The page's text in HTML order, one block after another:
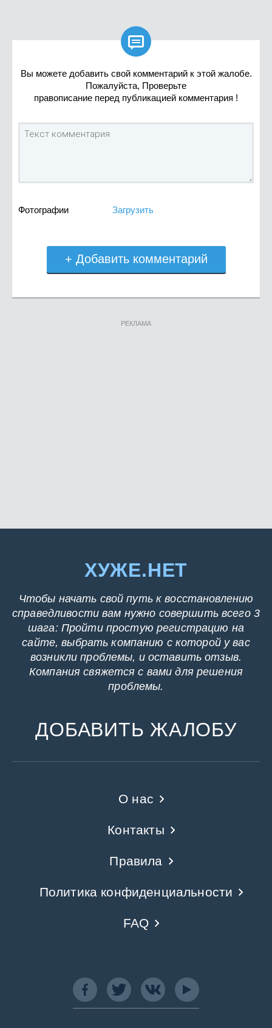

Вы можете добавить свой комментарий к этой жалобе.
Пожалуйста, Проверьте
правописание перед публикацией комментария !
Фотографии Загрузить
+ Добавить комментарий
РЕКЛАМА
ХУЖЕ.НЕТ
Чтобы начать свой путь к восстановлению
справедливости вам нужно совершить всего 3
шага: Пройти простую регистрацию на
сайте, выбрать компанию с которой у вас
возникли проблемы, и оставить отзыв.
Компания свяжется с вами для решения
проблемы.
ДОБАВИТЬ ЖАЛОБУ
О нас
Контакты
Правила
Политика конфиденциальности
FAQ